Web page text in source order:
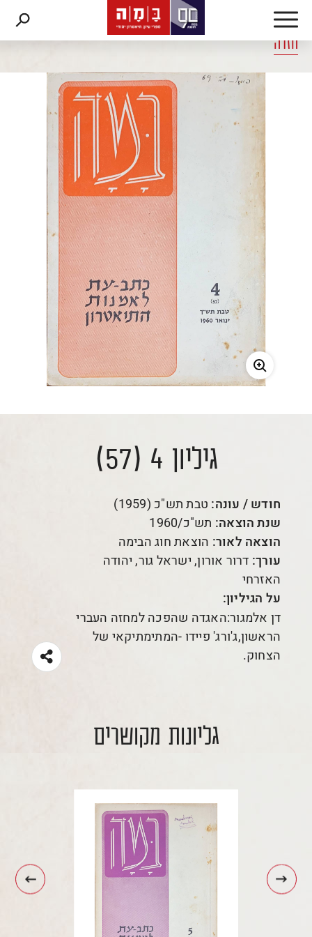
דלג לסרגל הניווט
דלג לתוכן
חזרה
גיליון 4 (57)
חודש / עונה: טבת תש"כ (1959)
שנת הוצאה: תש"כ/1960
הוצאה לאור: הוצאת חוג הבימה
עורך: דרור אורון, ישראל גור, יהודה
האזרחי
על הגיליון:
דן אלמגור:האגדה שהפכה למחזה העברי
הראשון,ג'ורג' פיידו -המתימתיקאי של
הצחוק.
גליונות מקושרים